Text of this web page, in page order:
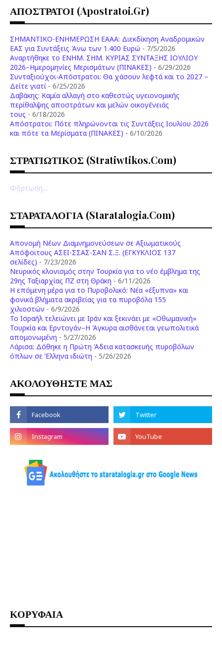
ΑΠΟΣΤΡΑΤΟΙ (apostratoi.gr)
ΣΗΜΑΝΤΙΚΟ-ΕΝΗΜΕΡΩΣΗ ΕΑΑΑ: Διεκδίκηση Αναδρομικών
ΕΑΣ για Συντάξεις Άνω των 1.400 Ευρώ - 7/5/2026
Aναρτήθηκε το ENHM. ΣΗΜ. ΚΥΡΙΑΣ ΣΥΝΤΑΞΗΣ ΙΟΥΛΙΟΥ
2026–Ημερομηνίες Μερισμάτων (ΠΙΝΑΚΕΣ) - 6/29/2026
Συνταξιούχοι-Απόστρατοι: Θα χάσουν λεφτά και το 2027 –
Δείτε γιατί - 6/25/2026
Δαβάκης: Καμία αλλαγή στο καθεστώς υγειονομικής
περίθαλψης αποστράτων και μελών οικογένειάς
τους - 6/18/2026
Aπόστρατοι: Πότε πληρώνονται τις Συντάξεις Ιουλίου 2026
και πότε τα Μερίσματα (ΠΙΝΑΚΕΣ) - 6/10/2026
ΣΤΡΑΤΙΩΤΙΚΟΣ (stratiwtikos.com)
Φόρτωση...
ΣΤΑΡΑΤΑΛΟΓΙΑ (staratalogia.com)
Απονομή Νέων Διαμνημονεύσεων σε Αξιωματικούς
Απόφοιτους ΑΣΕΙ-ΣΣΑΣ-ΣΑΝ Σ.Ξ. (ΕΓΚΥΚΛΙΟΣ 137
σελίδες) - 7/23/2026
Νευρικός κλονισμός στην Τουρκία για το νέο έμβλημα της
29ης Ταξιαρχίας ΠΖ στη Θράκη - 6/11/2026
Η επόμενη μέρα για το Πυροβολικό: Νέα «έξυπνα» και
φονικά βλήματα ακριβείας για τα πυροβόλα 155
χιλιοστών - 6/9/2026
Το Ισραήλ τελειώνει με Ιράν και ξεκινάει με «Οθωμανική»
Τουρκία και Ερντογάν–Η Άγκυρα αισθάνεται γεωπολιτικά
απομονωμένη - 5/27/2026
Λάρισα: Δόθηκε η Πρώτη Άδεια κατασκευής πυροβόλων
όπλων σε Έλληνα ιδιώτη - 5/26/2026
ΑΚΟΛΟΥΘΗΣΤΕ ΜΑΣ
ΚΟΡΥΦΑΙΑ